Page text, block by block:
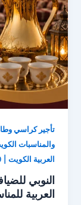
تأجير كراسي وطاولات
والمناسبات الكويت | 98955060| المجد
العربية الكويت | 98955060| المجد للضيافة
النوبي
العربية